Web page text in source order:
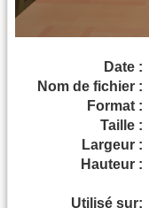
Date :
Nom de fichier :
Format :
Taille :
Largeur :
Hauteur :
Utilisé sur: